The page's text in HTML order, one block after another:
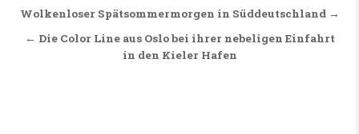
Beitragsnavigation
Wolkenloser Spätsommermorgen in Süddeutschland →
← Die Color Line aus Oslo bei ihrer nebeligen Einfahrt
in den Kieler Hafen